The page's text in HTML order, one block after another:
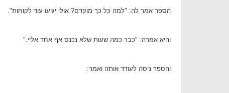
הספר אמר לה: "למה כל כך מוקדם? אולי יגיעו עוד לקוחות".
והיא אמרה: "כבר כמה שעות שלא נכנס אף אחד אליי."
והספר ניסה לעודד אותה ואמר: